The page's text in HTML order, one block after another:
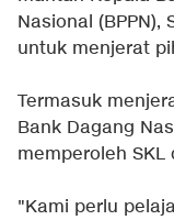
Nasional (BPPN),
untuk menjerat
Termasuk
Bank Dagang
memperoleh SKL
"Kami perlu